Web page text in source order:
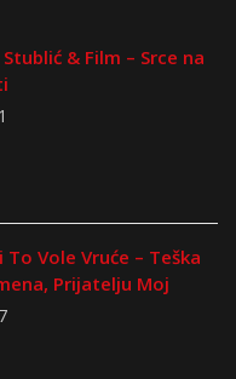
Stublić & Film – Srce na
To Vole Vruće – Teška
Prijatelju Moj